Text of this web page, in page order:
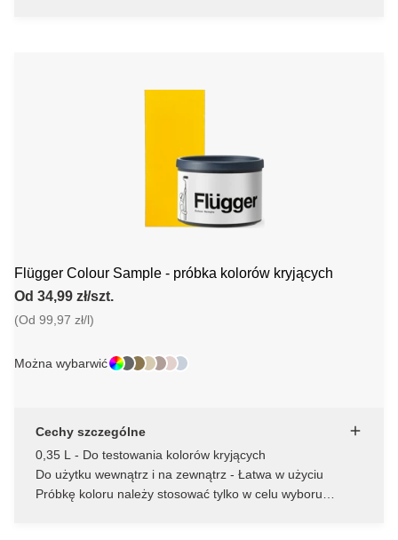
Flügger Colour Sample - próbka kolorów kryjących
Od 34,99 zł/szt.
(Od 99,97 zł/l)
Można wybarwić
Cechy szczególne
0,35 L - Do testowania kolorów kryjących
Do użytku wewnątrz i na zewnątrz - Łatwa w użyciu
Próbkę koloru należy stosować tylko w celu wyboru